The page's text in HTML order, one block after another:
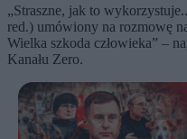
„Straszne, jak to
red.) umówiony na rozmowę
Wielka szkoda człowieka” –
Kanału Zero.